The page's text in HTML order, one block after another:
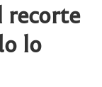
recorte
lo